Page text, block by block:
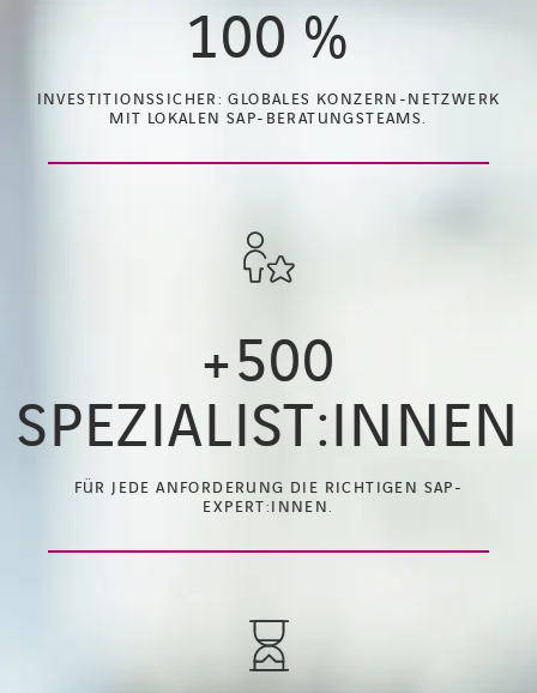
100 %
INVESTITIONSSICHER: GLOBALES KONZERN-NETZWERK
MIT LOKALEN SAP-BERATUNGSTEAMS.
+500
SPEZIALIST:INNEN
FÜR JEDE ANFORDERUNG DIE RICHTIGEN SAP-
EXPERT:INNEN.